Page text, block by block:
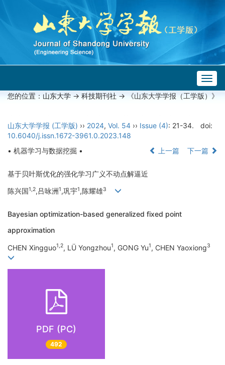
您的位置： 山东大学 -> 科技期刊社 -> 《山东大学学报（工学版）》
山东大学学报 (工学版) ›› 2024, Vol. 54 ›› Issue (4): 21-34.
doi:
10.6040/j.issn.1672-3961.0.2023.148
• 机器学习与数据挖掘 •
上一篇 下一篇
基于贝叶斯优化的强化学习广义不动点解逼近
陈兴国1,2,吕咏洲1,巩宇1,陈耀雄3
Bayesian optimization-based generalized fixed point
approximation
CHEN Xingguo1,2, LÜ Yongzhou1, GONG Yu1, CHEN Yaoxiong3
PDF (PC)
492